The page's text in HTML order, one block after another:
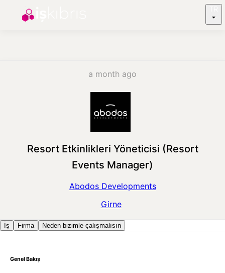
a month ago
Resort Etkinlikleri Yöneticisi (Resort
Events Manager)
Abodos Developments
Girne
İş Firma Neden bizimle çalışmalısın
Genel Bakış